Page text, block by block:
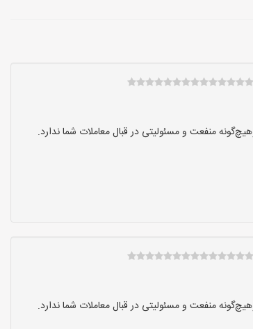
منفعت و مسئولیتی در قبال معاملات شما ندارد.
منفعت و مسئولیتی در قبال معاملات شما ندارد.